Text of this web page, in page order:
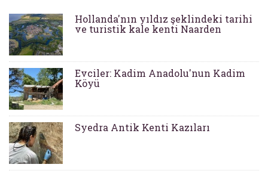
Hollanda'nın yıldız şeklindeki tarihi
ve turistik kale kenti Naarden
Evciler: Kadim Anadolu'nun Kadim
Köyü
Syedra Antik Kenti Kazıları